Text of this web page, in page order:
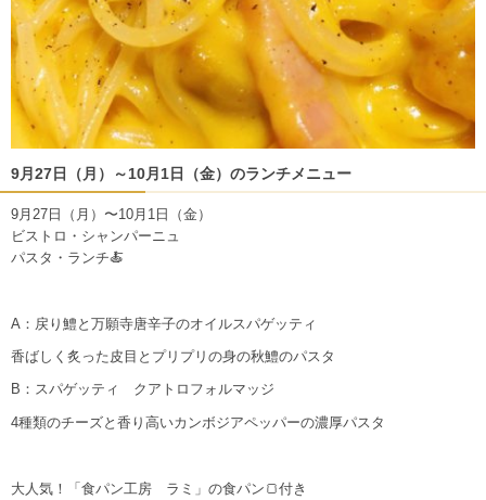
9月27日（月）～10月1日（金）のランチメニュー
9月27日（月）〜10月1日（金）
ビストロ・シャンパーニュ
パスタ・ランチ🍝
A：戻り鱧と万願寺唐辛子のオイルスパゲッティ
香ばしく炙った皮目とプリプリの身の秋鱧のパスタ
B：スパゲッティ クアトロフォルマッジ
4種類のチーズと香り高いカンボジアペッパーの濃厚パスタ
大人気！「食パン工房 ラミ」の食パン🍞付き